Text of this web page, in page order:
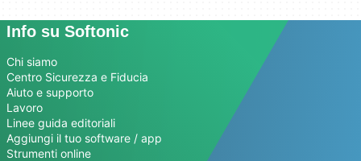
Info su Softonic
Chi siamo
Centro Sicurezza e Fiducia
Aiuto e supporto
Lavoro
Linee guida editoriali
Aggiungi il tuo software / app
Strumenti online